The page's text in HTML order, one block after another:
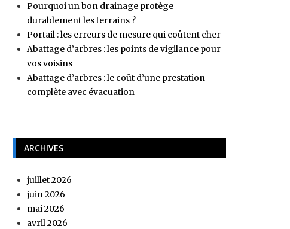
Pourquoi un bon drainage protège
durablement les terrains ?
Portail : les erreurs de mesure qui coûtent cher
Abattage d’arbres : les points de vigilance pour
vos voisins
Abattage d’arbres : le coût d’une prestation
complète avec évacuation
ARCHIVES
juillet 2026
juin 2026
mai 2026
avril 2026